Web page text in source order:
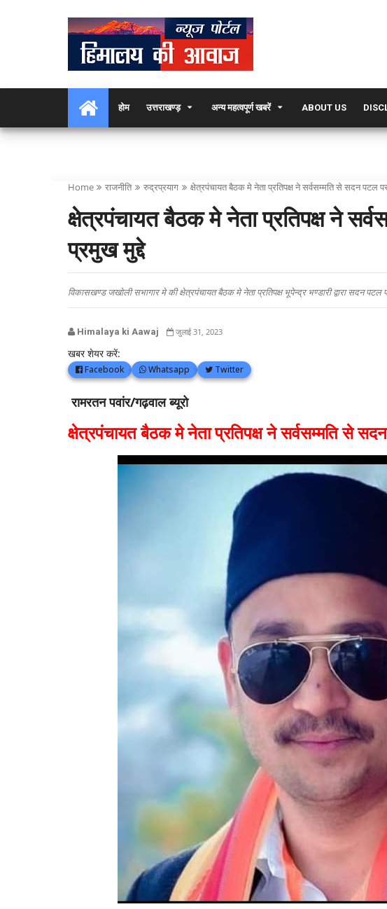
होम उत्तराखण्ड़ अन्य महत्वपूर्ण खबरें ABOUT US
Home राजनीति रुद्रप्रयाग क्षेत्रपंचायत बैठक मे नेता प्रतिपक्ष ने सर्वसम्मति से सदन पटल
क्षेत्रपंचायत बैठक मे नेता प्रतिपक्ष ने
प्रमुख मुद्दे
विकासखण्ड जखोली सभागार मे की क्षेत्रपंचायत बैठक मे नेता प्रतिपक्ष भूपेन्द्र भण्डारी द्वारा सदन पटल
Himalaya ki Aawaj जुलाई 31, 2023
खबर शेयर करें:
Facebook Whatsapp Twitter
रामरतन पवांर/गढ़वाल ब्यूरो
क्षेत्रपंचायत बैठक मे नेता प्रतिपक्ष ने सर्वसम्मति से